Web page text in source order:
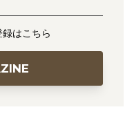
はこちら